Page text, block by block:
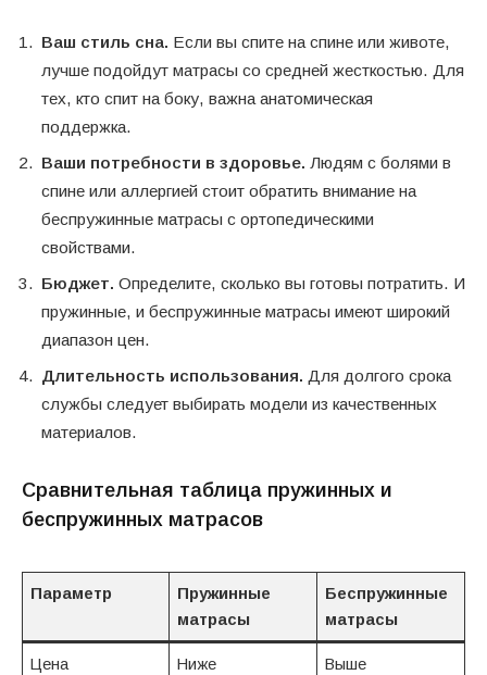
Ваш стиль сна. Если вы спите на спине или животе,
лучше подойдут матрасы со средней жесткостью. Для
тех, кто спит на боку, важна анатомическая
поддержка.
Ваши потребности в здоровье. Людям с болями в
спине или аллергией стоит обратить внимание на
беспружинные матрасы с ортопедическими
свойствами.
Бюджет. Определите, сколько вы готовы потратить. И
пружинные, и беспружинные матрасы имеют широкий
диапазон цен.
Длительность использования. Для долгого срока
службы следует выбирать модели из качественных
материалов.
Сравнительная таблица пружинных и
беспружинных матрасов
Параметр
Пружинные
матрасы
Беспружинные
матрасы
Цена Ниже Выше